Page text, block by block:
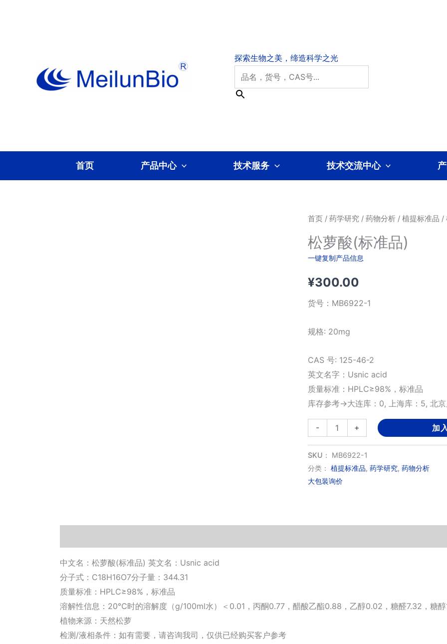
首页 产品中心 技术服务 技术交流中心
首页/ 药学研究/ 药物分析/ 植提标准品 /
松萝酸(标准品)
一键复制产品信息
¥300.00
货号： MB6922-1
规格: 20mg
CAS 号: 125-46-2
英文名字：Usnic acid
质量标准：HPLC≥98%，标准品
库存参考→大连库：0, 上海库：5, 北
-
萝
酸
(标
准
量
+ 加
SKU： MB6922-1
分类： 植提标准品, 药学研究, 药物分析
大包装询价
中文名：松萝酸(标准品) 英文名：Usnic acid
分子式：C18H16O7分子量：344.31
质量标准：HPLC≥98%，标准品
溶解性信息：20℃时的溶解度（g/100ml水）＜0.01，丙酮0.77，醋酸乙酯0.88，乙醇0.02，糖醛7.32，糖醇
植物来源：天然松萝
检测/液相条件：如有需要，请咨询我司，仅供已经购买客户参考